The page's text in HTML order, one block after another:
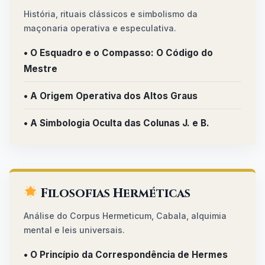
História, rituais clássicos e simbolismo da
maçonaria operativa e especulativa.
• O Esquadro e o Compasso: O Código do
Mestre
• A Origem Operativa dos Altos Graus
• A Simbologia Oculta das Colunas J. e B.
Filosofias Herméticas
Análise do Corpus Hermeticum, Cabala, alquimia
mental e leis universais.
• O Princípio da Correspondência de Hermes